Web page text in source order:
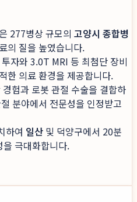
은 277병상 규모의 고양시 종합병
의 질을 높였습니다.
자와 3.0T MRI 등 최첨단 장비
한 의료 환경을 제공합니다.
험과 로봇 관절 수술을 결합하
분야에서 전문성을 인정받고
하여 일산 및 덕양구에서 20분
극대화합니다.